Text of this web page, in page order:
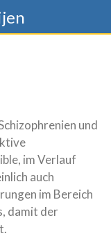
und
im Verlauf
auch
im Bereich
damit der